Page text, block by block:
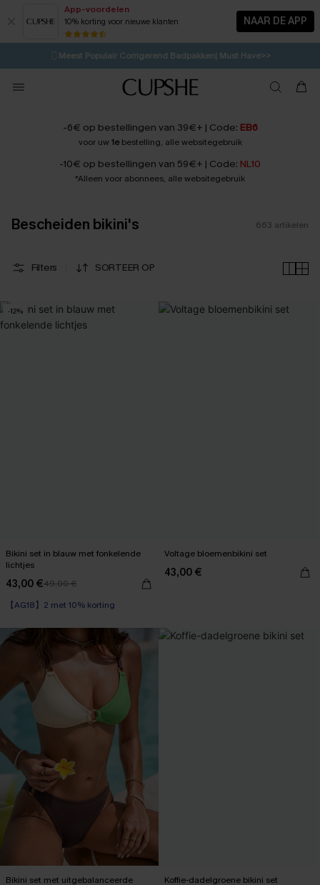
App-voordelen
10% korting voor nieuwe klanten NAAR DE APP
⚡️LAATSTE KANS | Tot 50% korting>>
🩱Meest Populair Corrigerend Badpakken| Must Have>>
💌Abonneer je & ontvang tot 15% korting>>
Koop 3, krijg 15% korting | CODE: SW15
-6€ op bestellingen van 39€+ | Code: EB6
voor uw1ebestelling, alle websitegebruik
-10€ op bestellingen van 59€+ | Code: NL10
*Alleen voor abonnees, alle websitegebruik
Bescheiden bikini's 663 artikelen
Filters SORTEER OP
-12%
Bikini set in blauw met fonkelende
lichtjes
43,00 €49,00 €
【AG18】2 met 10% korting
Voltage bloemenbikini set
43,00 €
Bikini set met uitgebalanceerde
Koffie-dadelgroene bikini set